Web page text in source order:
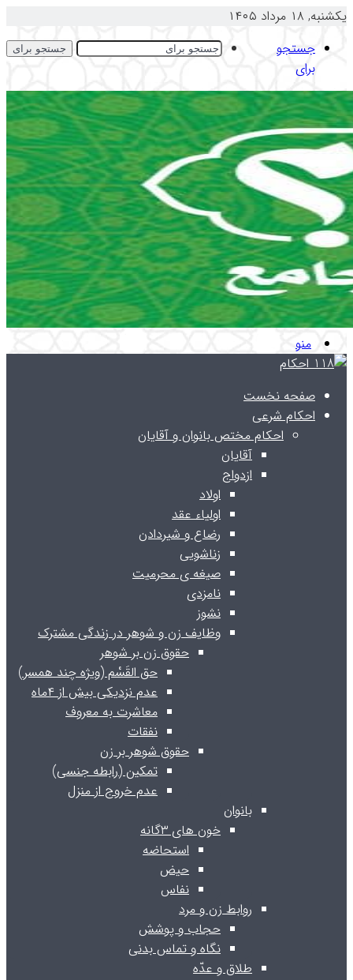
یکشنبه, ۱۸ مرداد ۱۴۰۵
جستجو برای
جستجو
برای
منو
صفحه نخست
احکام شرعی
احکام مختص بانوان و آقایان
آقایان
ازدواج
اولاد
اولیاء عقد
رضاع و شیردادن
زناشویی
صیغه ی محرمیت
نامزدی
نشوز
وظایف زن و شوهر در زندگی مشترک
حقوق زن بر شوهر
حق القَسْم (ویژه چند همسر)
عدم نزدیکی بیش از ۴ماه
معاشرت به معروف
نفقات
حقوق شوهر بر زن
تمکین (رابطه جنسی)
عدم خروج از منزل
بانوان
خون های ۳گانه
استحاضه
حیض
نفاس
روابط زن و مرد
حجاب و پوشش
نگاه و تماس بدنی
طلاق و عدّه